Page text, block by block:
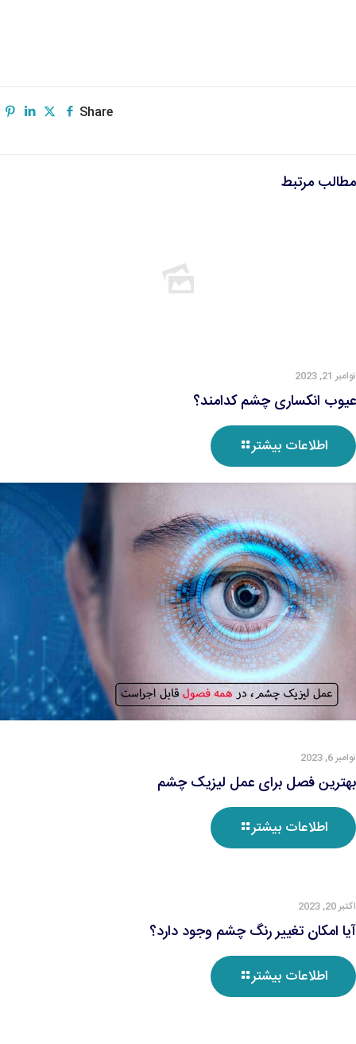
Share
مطالب مرتبط
نوامبر 21, 2023
عیوب انکساری چشم کدامند؟
اطلاعات بیشتر
نوامبر 6, 2023
بهترین فصل برای عمل لیزیک چشم
اطلاعات بیشتر
اکتبر 20, 2023
آیا امکان تغییر رنگ چشم وجود دارد؟
اطلاعات بیشتر